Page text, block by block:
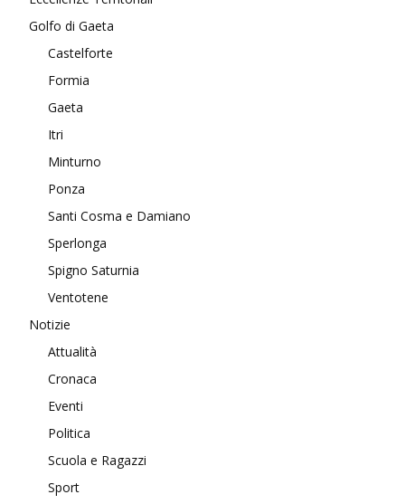
Golfo di Gaeta
Castelforte
Formia
Gaeta
Itri
Minturno
Ponza
Santi Cosma e Damiano
Sperlonga
Spigno Saturnia
Ventotene
Notizie
Attualità
Cronaca
Eventi
Politica
Scuola e Ragazzi
Sport